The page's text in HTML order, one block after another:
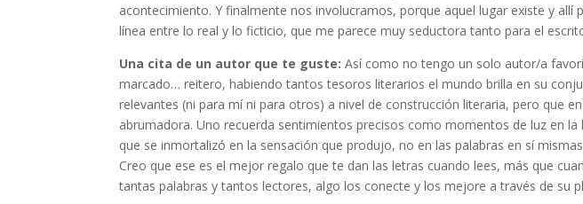
acontecimiento. Y finalmente nos involucramos, porque aquel lugar existe y
línea entre lo real y lo ficticio, que me parece muy seductora tanto para el
Una cita de un autor que te guste:Así como no tengo un solo autor/a
marcado… reitero, habiendo tantos tesoros literarios el mundo brilla en su
relevantes (ni para mí ni para otros) a nivel de construcción literaria, pero que
abrumadora. Uno recuerda sentimientos precisos como momentos de luz en
que se inmortalizó en la sensación que produjo, no en las palabras en sí
Creo que ese es el mejor regalo que te dan las letras cuando lees, más que
tantas palabras y tantos lectores, algo los conecte y los mejore a través de su